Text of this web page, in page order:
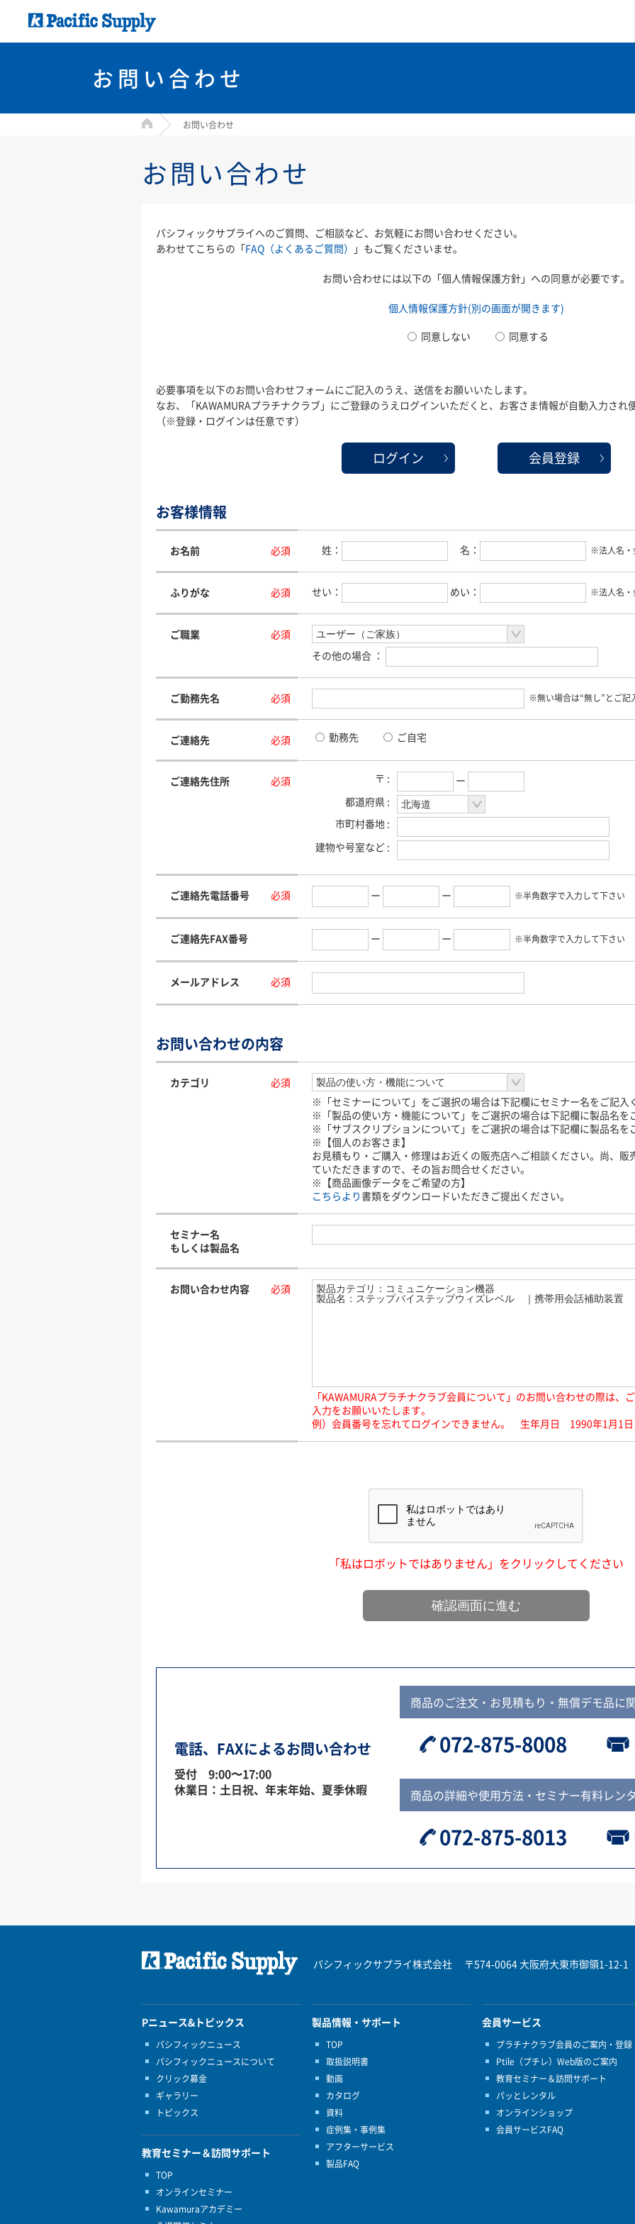
お問い合わせ
HOME お問い合わせ
お問い合わせ
パシフィックサプライへのご質問、ご相談など、お気軽にお問い合わせください。
あわせてこちらの「FAQ（よくあるご質問） 」もご覧くださいませ。
お問い合わせには以下の「個人情報保護方針」への同意が必要です。
個人情報保護方針(別の画面が開きます)
同意しない
同意する
必要事項を以下のお問い合わせフォームにご記入のうえ、送信をお願いいたします。
なお、「KAWAMURAプラチナクラブ」にご登録のうえログインいただくと、お客さま情報が自動入力され
（※登録・ログインは任意です）
ログイン 会員登録
お客様情報
お名前 必須 姓： 名： ※法人名・
ふりがな 必須 せい： めい： ※法人名・
ご職業
必須
その他の場合 ：
ご勤務先名 必須 ※無い場合は“無し”とご記
ご連絡先 必須 勤務先 ご自宅
ご連絡先住所 必須 〒 :
ー
都道府県 :
市町村番地 :
建物や号室など :
ご連絡先電話番号 必須 ー ー ※半角数字で入力して下さい
ご連絡先FAX番号 ー ー ※半角数字で入力して下さい
メールアドレス 必須
お問い合わせの内容
カテゴリ
必須
※「セミナーについて」をご選択の場合は下記欄にセミナー名をご記入
※「製品の使い方・機能について」をご選択の場合は下記欄に製品名を
※「サブスクリプションについて」をご選択の場合は下記欄に製品名を
※【個人のお客さま】
お見積もり・ご購入・修理はお近くの販売店へご相談ください。尚、販
ていただきますので、その旨お問合せください。
※【商品画像データをご希望の方】
こちらより 書類をダウンロードいただきご提出ください。
セミナー名
もしくは製品名
お問い合わせ内容 必須
「KAWAMURAプラチナクラブ会員について」のお問い合わせの際は、
入力をお願いいたします。
例）会員番号を忘れてログインできません。 生年月日 1990年1月1日
「私はロボットではありません」をクリックしてください
電話、FAXによるお問い合わせ
受付 9:00〜17:00
休業日：土日祝、年末年始、夏季休暇
商品のご注文・お見積もり・無償デモ品に
072-875-8008
商品の詳細や使用方法・セミナー有料レン
072-875-8013
パシフィックサプライ株式会社 〒574-0064 大阪府大東市御領1-12-1
Pニュース&トピックス
パシフィックニュース
パシフィックニュースについて
クリック募金
ギャラリー
トピックス
教育セミナー＆訪問サポート
TOP
オンラインセミナー
Kawamuraアカデミー
製品情報・サポート
TOP
取扱説明書
動画
カタログ
資料
症例集・事例集
アフターサービス
製品FAQ
会員サービス
プラチナクラブ会員のご案内・登録
Ptile（プチレ）Web版のご案内
教育セミナー＆訪問サポート
パッとレンタル
オンラインショップ
会員サービスFAQ